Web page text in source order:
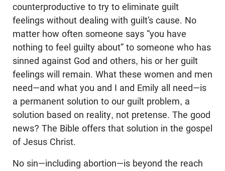
counterproductive to try to eliminate guilt
feelings without dealing with guilt’s cause. No
matter how often someone says “you have
nothing to feel guilty about” to someone who has
sinned against God and others, his or her guilt
feelings will remain. What these women and men
need—and what you and I and Emily all need—is
a permanent solution to our guilt problem, a
solution based on reality, not pretense. The good
news? The Bible offers that solution in the gospel
of Jesus Christ.
No sin—including abortion—is beyond the reach